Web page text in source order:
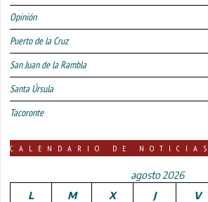
Opinión
Puerto de la Cruz
San Juan de la Rambla
Santa Úrsula
Tacoronte
CALENDARIO DE NOTICIAS
agosto 2026
L
M X J V